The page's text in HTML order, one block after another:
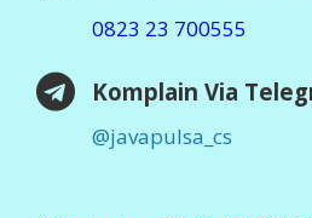
0823 23 700555
Komplain Via
@javapulsa_cs